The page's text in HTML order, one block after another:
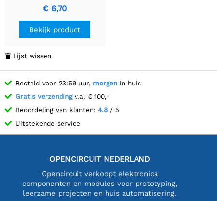
Aluminium
€ 6,70
Bekijk product
 Lijst wissen
Besteld voor 23:59 uur, morgen in huis
Gratis verzendingv.a. € 100,-
Beoordeling van klanten: 4.8 / 5
Uitstekende service
OPENCIRCUIT NEDERLAND
Opencircuit verkoopt elektronica
componenten en modules voor prototyping,
leerzame projecten en huis automatisering.